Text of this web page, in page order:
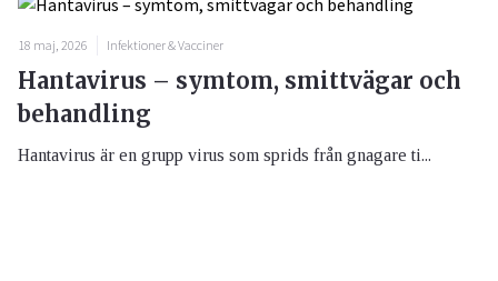
18 maj, 2026 Infektioner & Vacciner
Hantavirus – symtom, smittvägar och
behandling
Hantavirus är en grupp virus som sprids från gnagare ti...